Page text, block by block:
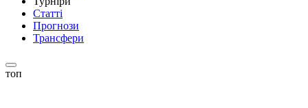
Статті
Прогнози
Трансфери
топ